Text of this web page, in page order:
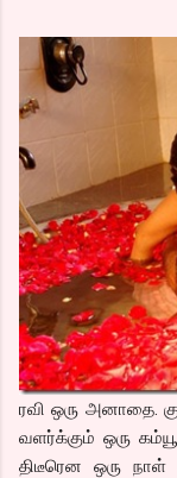
ரவி ஒரு அனாதை.
வளர்க்கும் ஒரு
திடீரென ஒரு